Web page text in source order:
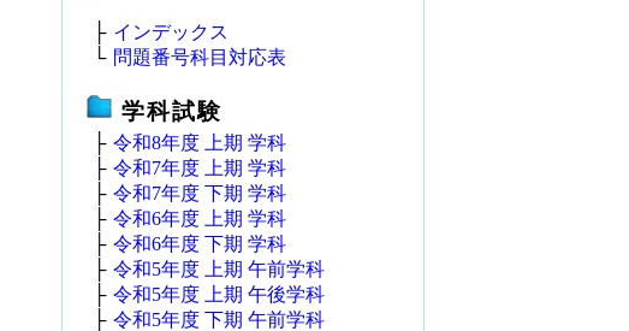
├ インデックス
└ 問題番号科目対応表
学科試験
├ 令和8年度 上期 学科
├ 令和7年度 上期 学科
├ 令和7年度 下期 学科
├ 令和6年度 上期 学科
├ 令和6年度 下期 学科
├ 令和5年度 上期 午前学科
├ 令和5年度 上期 午後学科
├ 令和5年度 下期 午前学科